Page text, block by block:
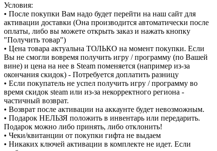
Условия:
• После покупки Вам надо будет перейти на наш сайт для
активации доставки (Она производится автоматически после
оплаты, либо вы можете открыть заказ и нажать кнопку
"Получить товар")
• Цена товара актуальна ТОЛЬКО на момент покупки. Если
Вы не смогли вовремя получить игру / программу (по Вашей
вине) и цена на нее в Steam поменяется (например из-за
окончания скидок) - Потребуется доплатить разницу
• Если покупатель не успел получить игру / программу во
время скидок steam или из-за некорректного региона -
частичный возврат.
• Возврат после активации на аккаунте будет невозможным.
• Подарок НЕЛЬЗЯ положить в инвентарь или передарить.
Подарок можно либо принять, либо отклонить!
• Чеки/квитанции от покупки гифта не выдаем
• Никаких ключей активации в комплекте не идет. Если